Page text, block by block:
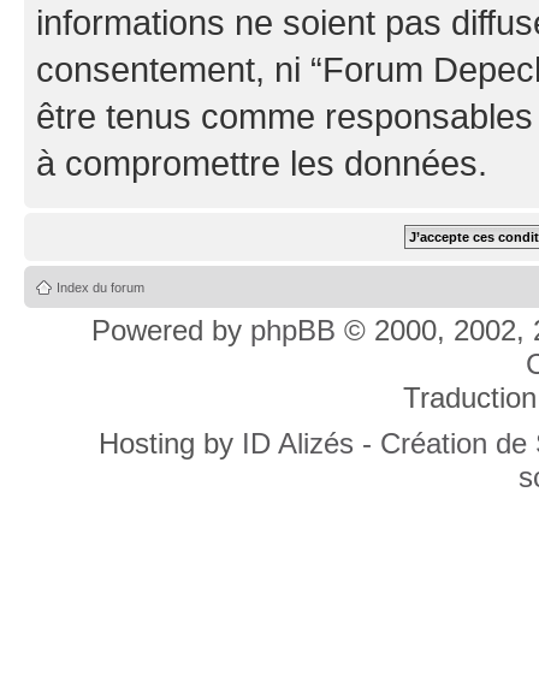
informations ne soient pas
consentement, ni “Forum
être tenus comme
à compromettre les données.
Index du forum
Powered by phpBB © 2000, 2002,
Hosting by ID Alizés - Création